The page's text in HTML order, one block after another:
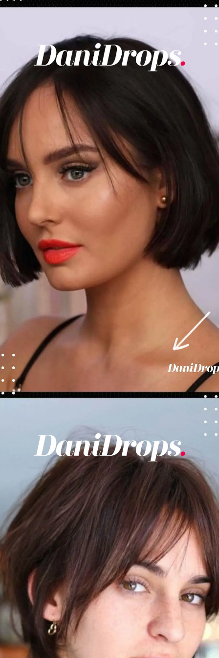
https://danidrops.com.br/fr/coupes-de-cheveux-courtes/
https://danidrops.com.br/fr/coupes-de-cheveux-courtes/